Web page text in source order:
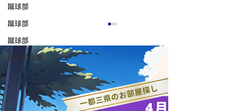
蹴球部
蹴球部
蹴球部
きりの葉祭り